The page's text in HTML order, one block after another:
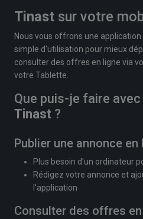
Tinast sur votre
Nous vous offrons une
simple d'utilisation pour mieux
consulter des offres en ligne via
votre Tablette.
Que puis-je faire
Tinast ?
Publier une annonce en
Plus besoin d'un ordinateur
Rédigez votre annonce et
l'application
Consulter des offres